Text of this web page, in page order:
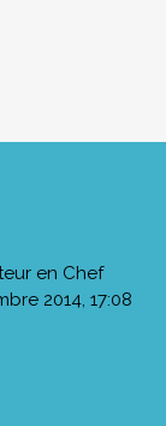
en Chef
2014, 17:08